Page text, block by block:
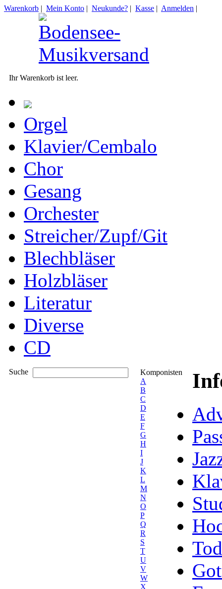
Warenkorb | Mein Konto | Neukunde? | Kasse | Anmelden |
Ihr Warenkorb ist leer.
Orgel
Klavier/Cembalo
Chor
Gesang
Orchester
Streicher/Zupf/Git
Blechbläser
Holzbläser
Literatur
Diverse
CD
Suche
Komponisten
A
B
C
D
E
F
G
H
I
J
K
L
M
N
O
P
Q
R
S
T
U
V
W
X